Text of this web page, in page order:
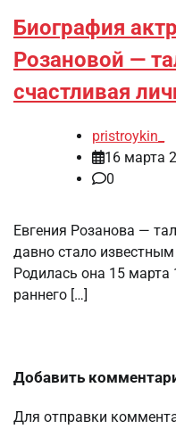
Биография
Розановой —
счастливая
pristroykin_
16 марта
0
Евгения Розанова —
давно стало
Родилась она 15
раннего […]
Добавить
Для отправки